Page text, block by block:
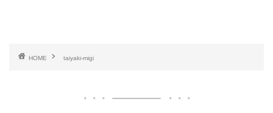
HOME taiyaki-migi